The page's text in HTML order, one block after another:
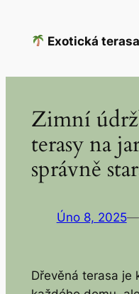
Exotická terasa
Zimní
terasy na
správně
Úno 8, 2025—
Dřevěná terasa je